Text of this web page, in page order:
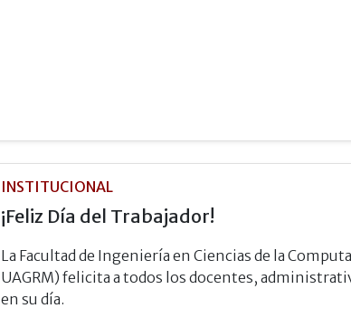
INSTITUCIONAL
¡Feliz Día del Trabajador!
La Facultad de Ingeniería en Ciencias de la
UAGRM) felicita a todos los docentes,
en su día.